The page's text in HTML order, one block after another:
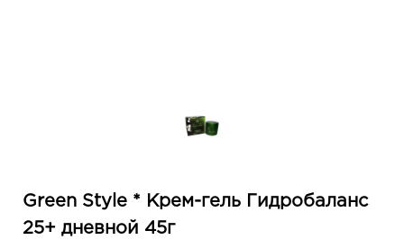
Green Style * Крем-гель Гидробаланс
25+ дневной 45г